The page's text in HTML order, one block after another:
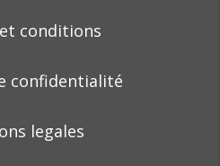
conditions
confidentialité
legales